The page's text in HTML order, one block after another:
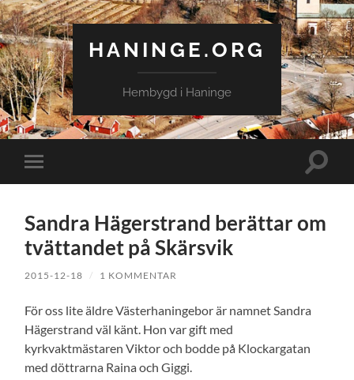
HANINGE.ORG
Hembygd i Haninge
Slå
på/av
Slå
Sandra Hägerstrand berättar om
tvättandet på Skärsvik
2015-12-18 / 1 KOMMENTAR
För oss lite äldre Västerhaningebor är namnet Sandra
Hägerstrand väl känt. Hon var gift med
kyrkvaktmästaren Viktor och bodde på Klockargatan
med döttrarna Raina och Giggi.